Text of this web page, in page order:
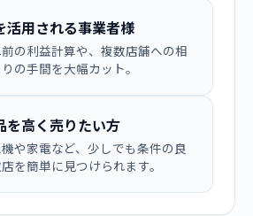
活用される事業者様
の利益計算や、複数店舗への相
の手間を大幅カット。
を高く売りたい方
や家電など、少しでも条件の良
を簡単に見つけられます。